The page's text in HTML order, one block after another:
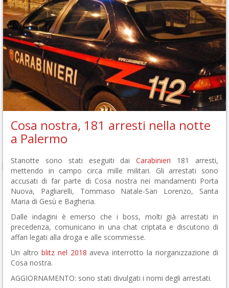
Cosa nostra, 181 arresti nella notte
a Palermo
Stanotte sono stati eseguiti daiCarabinieri 181 arresti,
mettendo in campo circa mille militari. Gli arrestati sono
accusati di far parte di Cosa nostra nei mandamenti Porta
Nuova, Pagliarelli, Tommaso Natale-San Lorenzo, Santa
Maria di Gesù e Bagheria.
Dalle indagini è emerso che i boss, molti già arrestati in
precedenza, comunicano in una chat criptata e discutono di
affari legati alla droga e alle scommesse.
Un altro blitz nel 2018 aveva interrotto la riorganizzazione di
Cosa nostra.
AGGIORNAMENTO: sono stati divulgati i nomi degli arrestati.